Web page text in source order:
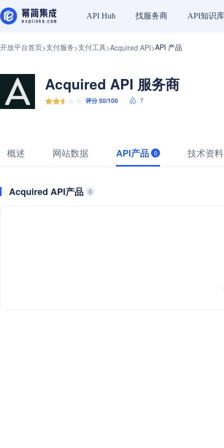
API Hub 找服务商 API知识库
开放平台首页>支付服务>支付工具>Acquired API>API 产品
Acquired API 服务商
评分 50/100 7
概述 网站数据 API产品 0 技术资料
Acquired API产品 0